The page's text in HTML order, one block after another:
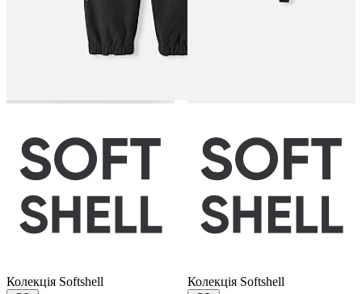
Колекція Softshell Колекція Softshell